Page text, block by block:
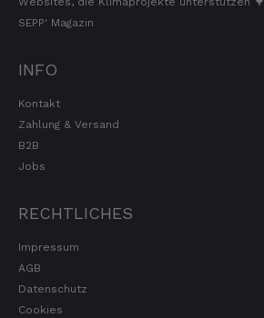
SEPP' Magazin
INFO
Kontakt
Zahlung & Versand
B2B
Jobs
RECHTLICHES
Impressum
AGB
Datenschutz
Cookies